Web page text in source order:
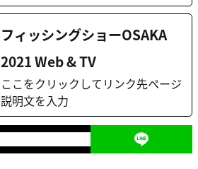
フィッシングショーOSAKA
2021 Web & TV
ここをクリックしてリンク先ページ
説明文を入力